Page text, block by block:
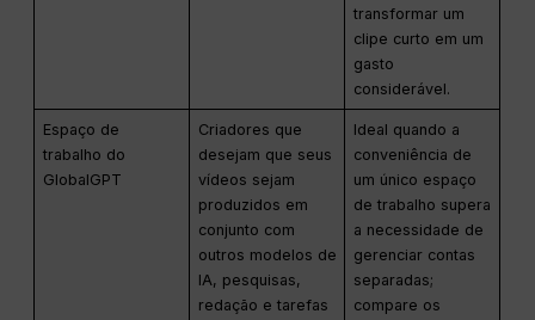
transformar um
clipe curto em um
gasto
considerável.
Espaço de
trabalho do
GlobalGPT
Criadores que
desejam que seus
vídeos sejam
produzidos em
conjunto com
outros modelos de
IA, pesquisas,
redação e tarefas
Ideal quando a
conveniência de
um único espaço
de trabalho supera
a necessidade de
gerenciar contas
separadas;
compare os